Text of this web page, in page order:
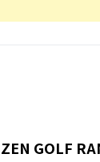
ZEN GOLF